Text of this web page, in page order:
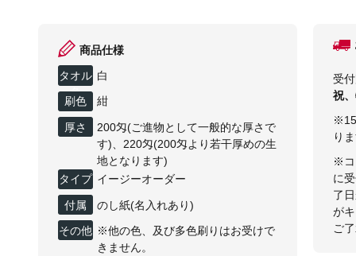
受
祝
り
※コ
に
了
が
ご
商品仕様
タオル
色
白
刷色 紺
厚さ
200匁(ご進物として一般的な厚さで
す)、220匁(200匁より若干厚めの生
地となります)
タイプ イージーオーダー
付属 のし紙(名入れあり)
その他 ※他の色、及び多色刷りはお受けで
きません。